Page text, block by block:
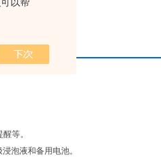
以帮
等。
泡液和备用电池。